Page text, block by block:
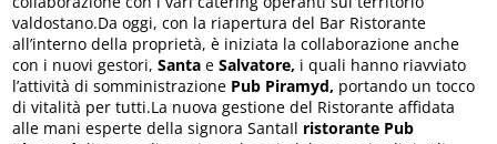
valdostano.Da oggi, con la riapertura del Bar Ristorante
all’interno della proprietà, è iniziata la collaborazione anche
con i nuovi gestori,Santa eSalvatore, i quali hanno riavviato
l’attività di somministrazione Pub Piramyd, portando un tocco
di vitalità per tutti.La nuova gestione del Ristorante affidata
alle mani esperte della signora SantaIl ristorante Pub